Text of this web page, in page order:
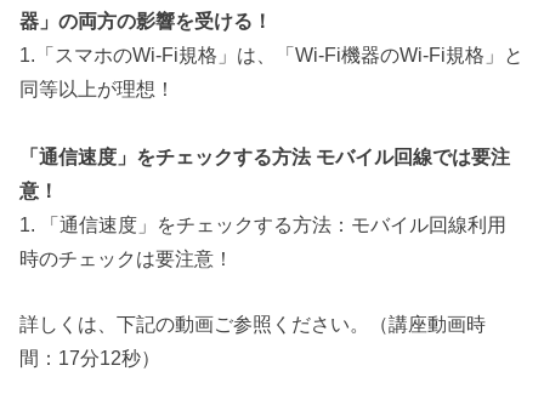
器」の両方の影響を受ける！
1.「スマホのWi-Fi規格」は、「Wi-Fi機器のWi-Fi規格」と
同等以上が理想！
「通信速度」をチェックする方法 モバイル回線では要注
意！
1. 「通信速度」をチェックする方法：モバイル回線利用
時のチェックは要注意！
詳しくは、下記の動画ご参照ください。（講座動画時
間：17分12秒）